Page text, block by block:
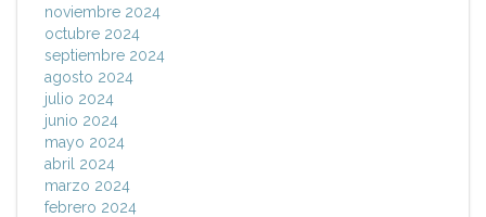
noviembre 2024
octubre 2024
septiembre 2024
agosto 2024
julio 2024
junio 2024
mayo 2024
abril 2024
marzo 2024
febrero 2024